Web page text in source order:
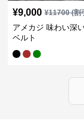
¥9,000 ¥11700(割
アメカジ 味わい深
ベルト